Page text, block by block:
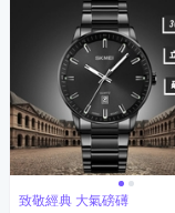
致敬經典 大氣磅礡